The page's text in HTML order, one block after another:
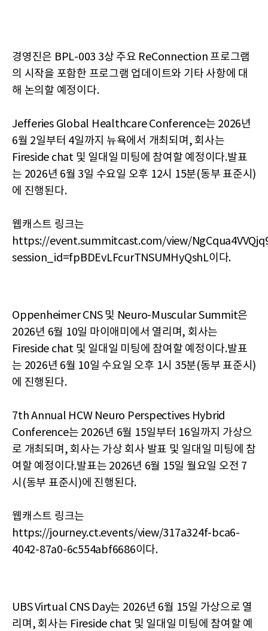
경영진은 BPL-003 3상 주요 ReConnection 프로그램
의 시작을 포함한 프로그램 업데이트와 기타 사항에 대
해 논의할 예정이다.
Jefferies Global Healthcare Conference는 2026년
6월 2일부터 4일까지 뉴욕에서 개최되며, 회사는
Fireside chat 및 일대일 미팅에 참여할 예정이다.발표
는 2026년 6월 3일 수요일 오후 12시 15분(동부 표준시)
에 진행된다.
웹캐스트 링크는
https://event.summitcast.com/view/
session_id=fpBDEvLFcurTNSUMHyQshL이다.
Oppenheimer CNS 및 Neuro-Muscular Summit은
2026년 6월 10일 마이애미에서 열리며, 회사는
Fireside chat 및 일대일 미팅에 참여할 예정이다.발표
는 2026년 6월 10일 수요일 오후 1시 35분(동부 표준시)
에 진행된다.
7th Annual HCW Neuro Perspectives Hybrid
Conference는 2026년 6월 15일부터 16일까지 가상으
로 개최되며, 회사는 가상 회사 발표 및 일대일 미팅에 참
여할 예정이다.발표는 2026년 6월 15일 월요일 오전 7
시(동부 표준시)에 진행된다.
웹캐스트 링크는
https://journey.ct.events/view/317a324f-bca6-
4042-87a0-6c554abf6686이다.
UBS Virtual CNS Day는 2026년 6월 15일 가상으로 열
리며, 회사는 Fireside chat 및 일대일 미팅에 참여할 예